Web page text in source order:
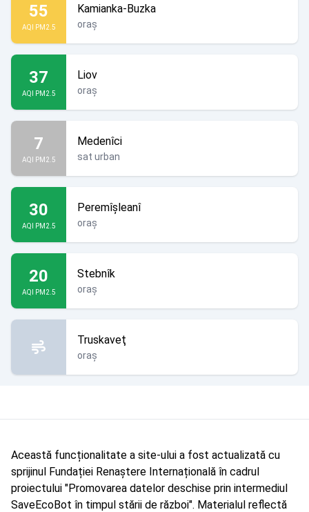
55
AQI PM2.5
Kamianka-Buzka
oraș
37
AQI PM2.5
Liov
oraș
7
AQI PM2.5
Medenîci
sat urban
30
AQI PM2.5
Peremîșleanî
oraș
20
AQI PM2.5
Stebnîk
oraș
Truskaveţ
oraș
Această funcționalitate a site-ului a fost actualizată cu
sprijinul Fundației Renaștere Internațională în cadrul
proiectului "Promovarea datelor deschise prin intermediul
SaveEcoBot în timpul stării de război". Materialul reflectă